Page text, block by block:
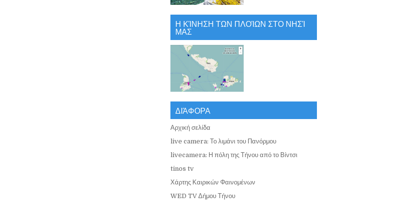
Η ΚΊΝΗΣΗ ΤΩΝ ΠΛΟΊΩΝ ΣΤΟ ΝΗΣΊ
ΜΑΣ
ΔΙΆΦΟΡΑ
Αρχική σελίδα
live camera: Το λιμάνι του Πανόρμου
livecamera: Η πόλη της Τήνου από το Βίντσι
tinos tv
Χάρτης Καιρικών Φαινομένων
WED TV Δήμου Τήνου